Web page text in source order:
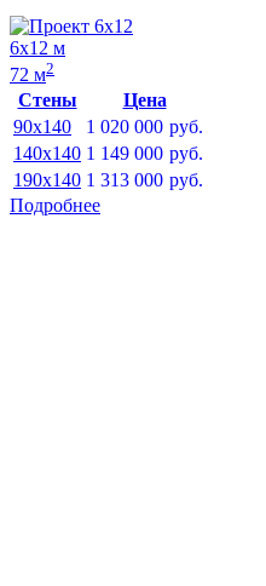
6х12 м
72 м2
Стены
Цена
90x140
1 020 000 руб.
140x140 1 149 000 руб.
190x140 1 313 000 руб.
Подробнее